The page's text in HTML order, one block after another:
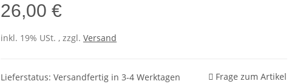
26,00 €
inkl. 19% USt. , zzgl. Versand
Lieferstatus: Versandfertig in 3-4 Werktagen Frage zum Artikel